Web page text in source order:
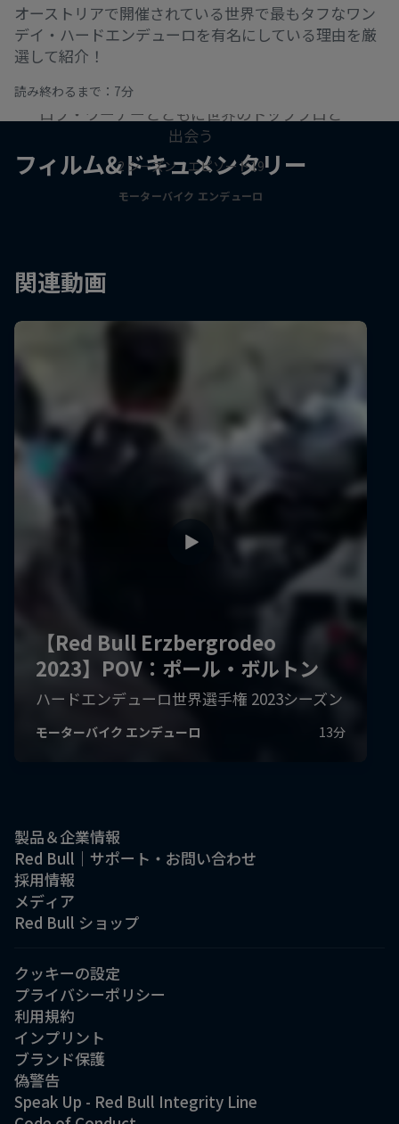
オーストリアで開催されている世界で最もタフなワン
デイ・ハードエンデューロを有名にしている理由を厳
選して紹介！
読み終わるまで：7分
フィルム&ドキュメンタリー
作品名【ロブ・ミーツ】
ロブ・ワーナーとともに世界のトッププロと
出会う
2 シーズン · エピソード19
モーターバイク エンデューロ
関連動画